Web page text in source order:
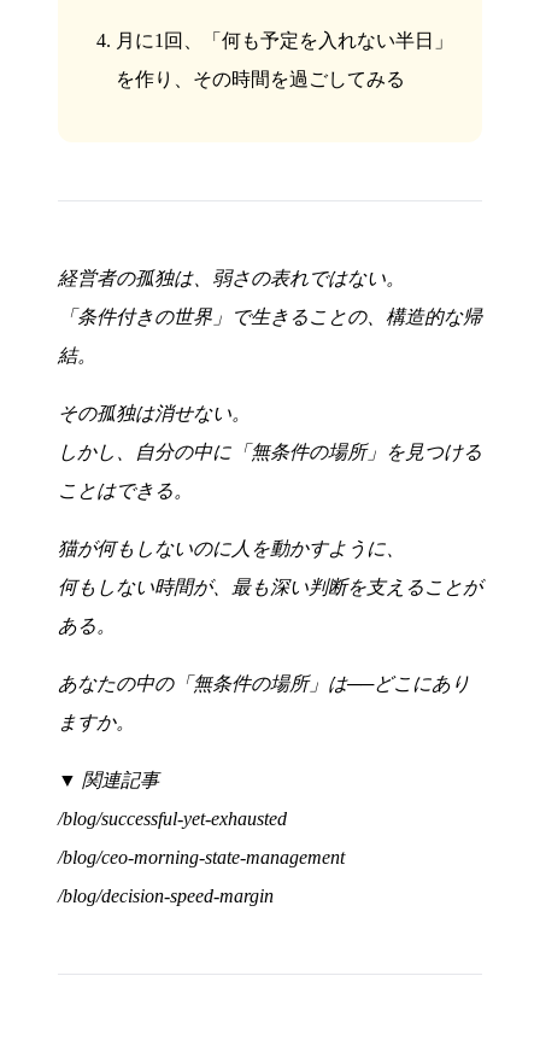
月に1回、「何も予定を入れない半日」
を作り、その時間を過ごしてみる
経営者の孤独は、弱さの表れではない。
「条件付きの世界」で生きることの、構造的な帰
結。
その孤独は消せない。
しかし、自分の中に「無条件の場所」を見つける
ことはできる。
猫が何もしないのに人を動かすように、
何もしない時間が、最も深い判断を支えることが
ある。
あなたの中の「無条件の場所」は──どこにあり
ますか。
▼ 関連記事
/blog/successful-yet-exhausted
/blog/ceo-morning-state-management
/blog/decision-speed-margin